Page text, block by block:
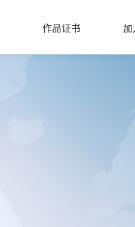
作品证书 加